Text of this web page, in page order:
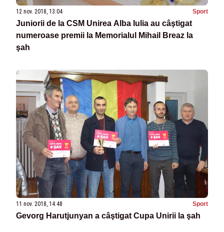
12 nov. 2018, 13:04 Sport
Juniorii de la CSM Unirea Alba Iulia au câştigat
numeroase premii la Memorialul Mihail Breaz la
şah
11 nov. 2018, 14:48 Sport
Gevorg Harutjunyan a câştigat Cupa Unirii la şah